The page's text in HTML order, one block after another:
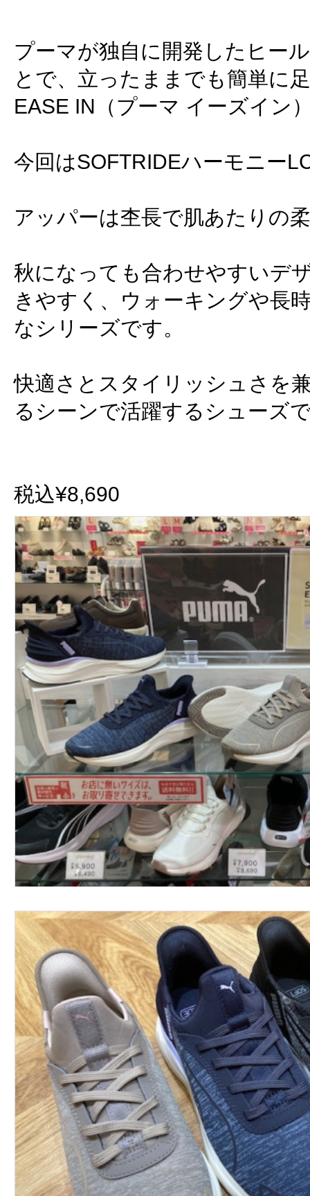
プーマが独自に開発したヒー
とで、立ったままでも簡単に
EASE IN（プーマ イーズイン
今回はSOFTRIDEハーモニー
アッパーは杢長で肌あたりの
秋になっても合わせやすいデ
きやすく、ウォーキングや長
なシリーズです。
快適さとスタイリッシュさを
るシーンで活躍するシューズ
税込¥8,690